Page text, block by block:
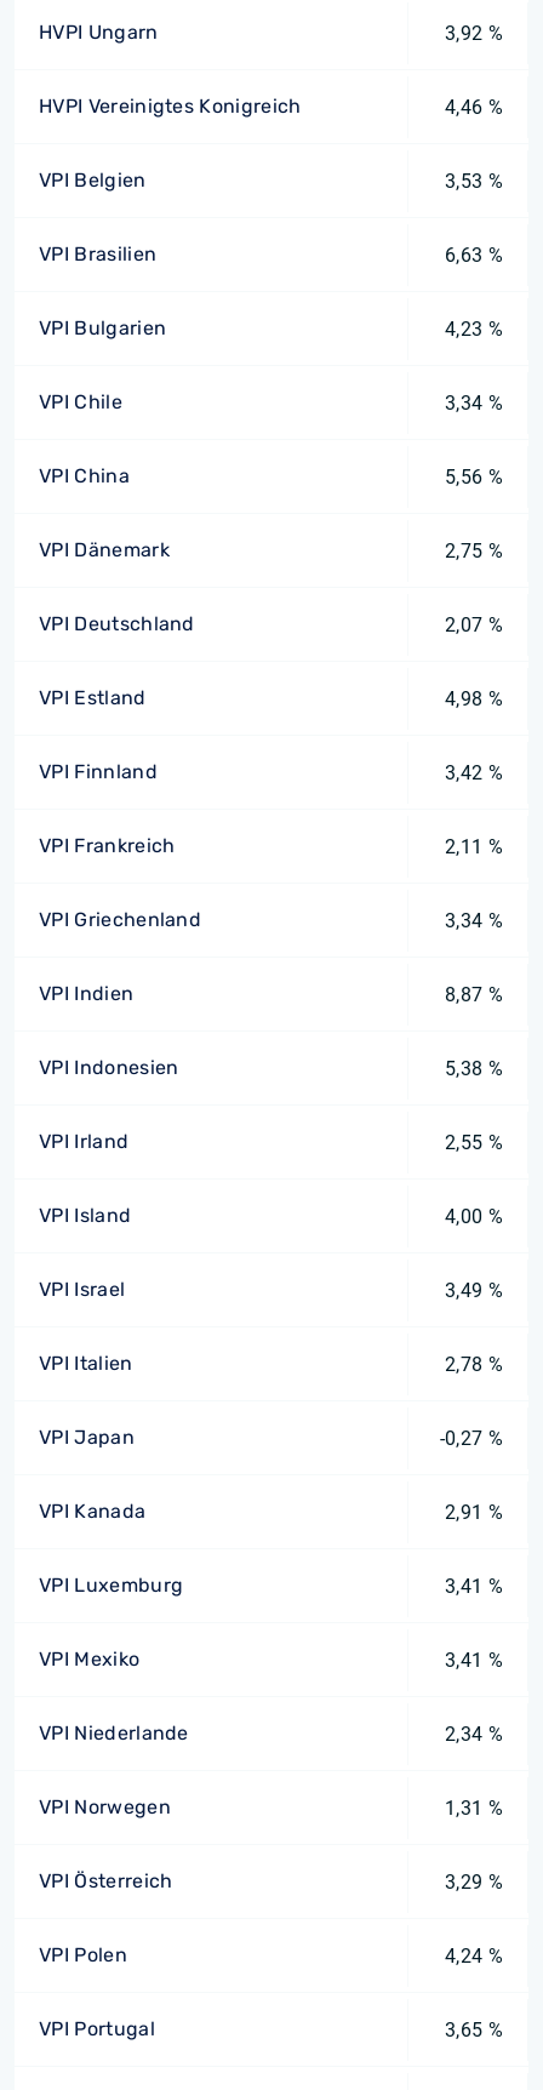
HVPI Ungarn 3,92 %
HVPI Vereinigtes Konigreich 4,46 %
VPI Belgien 3,53 %
VPI Brasilien 6,63 %
VPI Bulgarien 4,23 %
VPI Chile 3,34 %
VPI China 5,56 %
VPI Dänemark 2,75 %
VPI Deutschland 2,07 %
VPI Estland 4,98 %
VPI Finnland 3,42 %
VPI Frankreich 2,11 %
VPI Griechenland 3,34 %
VPI Indien 8,87 %
VPI Indonesien 5,38 %
VPI Irland 2,55 %
VPI Island 4,00 %
VPI Israel 3,49 %
VPI Italien 2,78 %
VPI Japan -0,27 %
VPI Kanada 2,91 %
VPI Luxemburg 3,41 %
VPI Mexiko 3,41 %
VPI Niederlande 2,34 %
VPI Norwegen 1,31 %
VPI Österreich 3,29 %
VPI Polen 4,24 %
VPI Portugal 3,65 %